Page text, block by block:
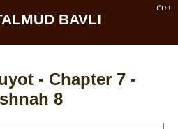
בס''ד
BAVLI
- Chapter 7 -
8